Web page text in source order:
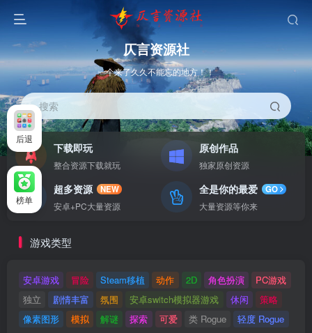
仄言资源社
一个来了久久不能忘的地方！！
搜索
下载即玩
整合资源下载就玩
原创作品
独家原创资源
超多资源
NEW
安卓+PC大量资源
全是你的最爱
GO
大量资源等你来
游戏类型
安卓游戏 冒险 Steam移植 动作 2D 角色扮演
PC游戏
独立
剧情丰富 氛围 安卓switch模拟器游戏 休闲
策略
像素图形
模拟 解谜 探索 可爱 类 Rogue 轻度 Rogue
后退
榜单